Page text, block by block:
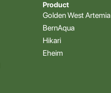
Product
Golden West Artemia
BernAqua
Hikari
Eheim